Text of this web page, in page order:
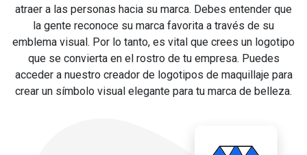
atraer a las personas hacia su marca. Debes entender que
la gente reconoce su marca favorita a través de su
emblema visual. Por lo tanto, es vital que crees un logotipo
que se convierta en el rostro de tu empresa. Puedes
acceder a nuestro creador de logotipos de maquillaje para
crear un símbolo visual elegante para tu marca de belleza.